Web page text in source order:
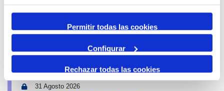
Permitir todas las cookies
Configurar
Rechazar todas las cookies
Exposició | El concurs de mestres romescaires en
Museu del Port
Exposició | Històries d'amistat
31 Agosto 2026